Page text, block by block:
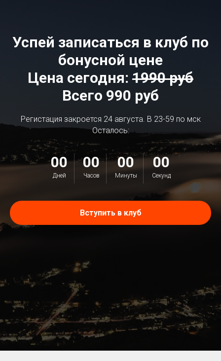
Успей записаться в клуб по
бонусной цене
Цена сегодня: 1990 руб
Всего 990 руб
Регистация закроется 24 августа. В 23-59 по мск
Осталось:
00
Дней
00
Часов
00
Минуты
00
Секунд
Вступить в клуб